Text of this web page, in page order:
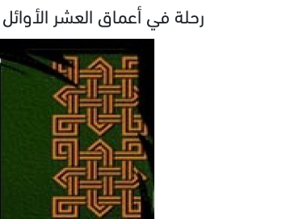
رحلة في أعماق العشر